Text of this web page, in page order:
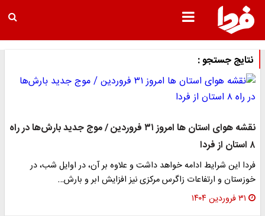
نتایج جستجو :
نقشه هوای استان ها امروز ۳۱ فروردین / موج جدید بارش‌ها در راه
۸ استان از فردا
فردا این شرایط ادامه خواهد داشت و علاوه بر آن، در اوایل شب، در
خوزستان و ارتفاعات زاگرس مرکزی نیز افزایش ابر و بارش…
۳۱ فروردین ۱۴۰۴